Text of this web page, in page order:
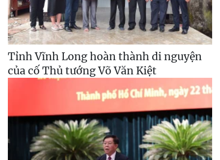
Tỉnh Vĩnh Long hoàn thành di nguyện
của cố Thủ tướng Võ Văn Kiệt